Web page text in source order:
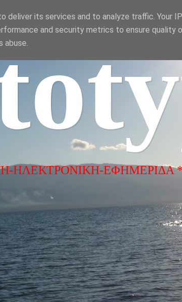
ΗΛΕΚΤΡΟΝΙΚΗ-ΕΦΗΜΕΡΙΔΑ
deliver its services and to analyze traffic. Your
and security metrics to ensure quality
abuse.